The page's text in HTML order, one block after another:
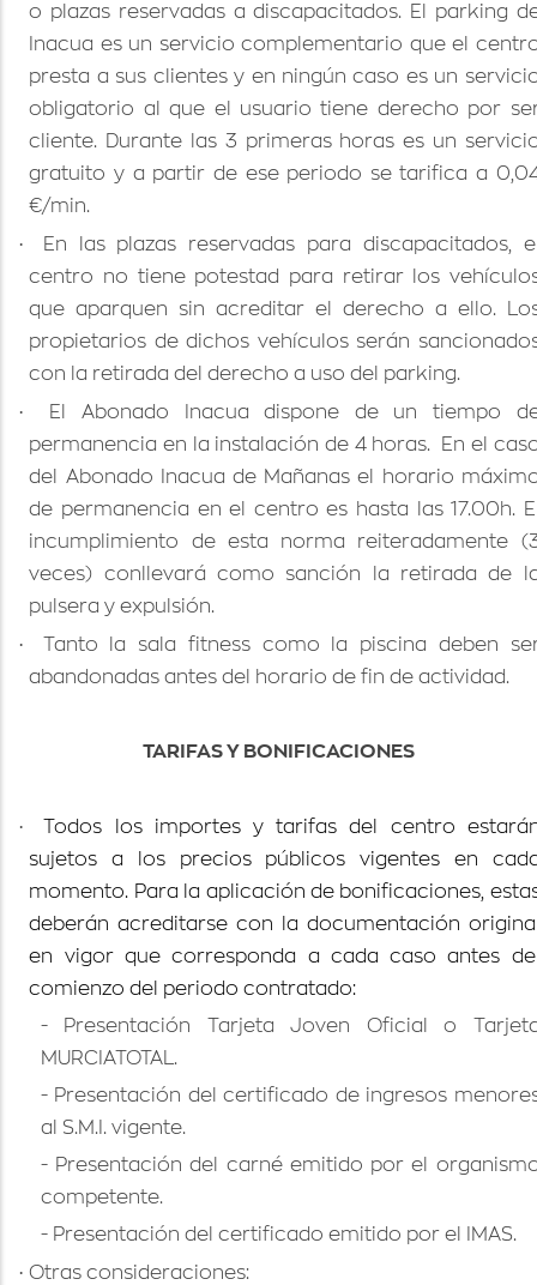
o plazas reservadas a discapacitados. El parking
Inacua es un servicio complementario que el
presta a sus clientes y en ningún caso es un
obligatorio al que el usuario tiene derecho por
cliente. Durante las 3 primeras horas es un
gratuito y a partir de ese periodo se tarifica a
€/min.
·
En las plazas reservadas para discapacitados,
centro no tiene potestad para retirar los
que aparquen sin acreditar el derecho a ello.
propietarios de dichos vehículos serán
con la retirada del derecho a uso del parking.
·
El Abonado Inacua dispone de un tiempo
permanencia en la instalación de 4 horas.
En el
del Abonado Inacua de Mañanas el horario
de permanencia en el centro es hasta las 17.00h.
incumplimiento de esta norma reiteradamente
veces) conllevará como sanción la retirada de
pulsera y expulsión.
·
Tanto la sala fitness como la piscina deben
abandonadas antes del horario de fin de actividad.
TARIFAS Y BONIFICACIONES
·
Todos los importes y tarifas del centro
sujetos a los precios públicos vigentes en
momento. Para la aplicación de bonificaciones,
deberán acreditarse con la documentación
en vigor que corresponda a cada caso antes
comienzo del periodo contratado:
- Presentación Tarjeta Joven Oficial o
MURCIATOTAL.
- Presentación del certificado de ingresos
al S.M.I. vigente.
- Presentación del carné emitido por el
competente.
- Presentación del certificado emitido por el IMAS.
· Otras consideraciones: